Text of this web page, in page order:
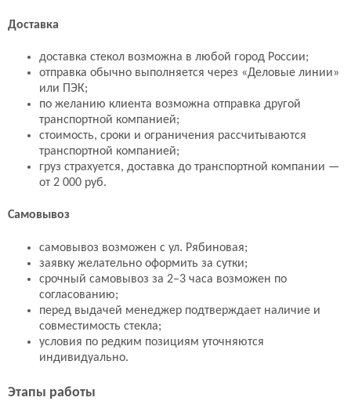
Доставка
доставка стекол возможна в любой город России;
отправка обычно выполняется через «Деловые линии»
или ПЭК;
по желанию клиента возможна отправка другой
транспортной компанией;
стоимость, сроки и ограничения рассчитываются
транспортной компанией;
груз страхуется, доставка до транспортной компании —
от 2 000 руб.
Самовывоз
самовывоз возможен с ул. Рябиновая;
заявку желательно оформить за сутки;
срочный самовывоз за 2–3 часа возможен по
согласованию;
перед выдачей менеджер подтверждает наличие и
совместимость стекла;
условия по редким позициям уточняются
индивидуально.
Этапы работы